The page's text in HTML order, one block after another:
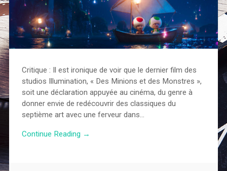
Critique : Il est ironique de voir que le dernier film des
studios Illumination, « Des Minions et des Monstres »,
soit une déclaration appuyée au cinéma, du genre à
donner envie de redécouvrir des classiques du
septième art avec une ferveur dans…
Continue Reading →